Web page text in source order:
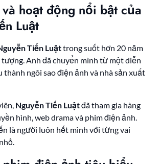
hoạt động nổi bật của
Luật
Tiến Luậttrong suốt hơn 20 năm
Anh đã chuyển mình từ một diễn
thành ngôi sao điện ảnh và nhà sản xuất
Nguyễn Tiến Luậtđã tham gia hàng
hình, web drama và phim điện ảnh.
là người luôn hết mình với từng vai